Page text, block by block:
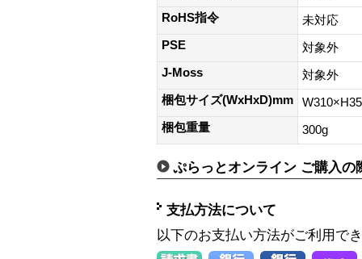
RoHS指令
未対応
PSE
対象外
J-Moss
対象外
梱包サイズ(WxHxD)mm
梱包重量
300g
ぷらっとオンライン ご購入の
支払方法について
以下のお支払い方法がご利用で